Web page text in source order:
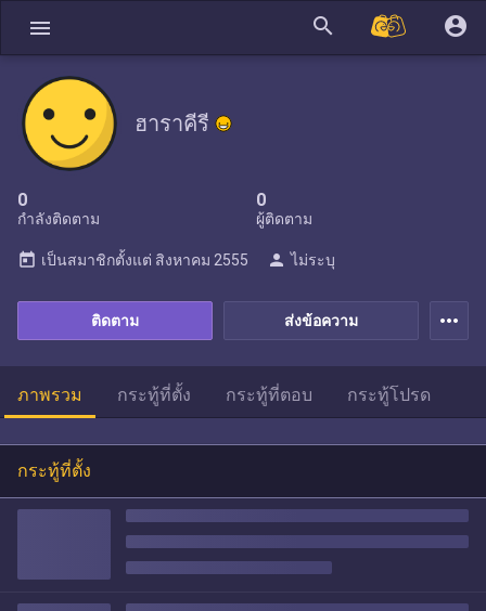
menu search account_circle
ฮาราคีรี
0
กำลังติดตาม
0
ผู้ติดตาม
ส่งข้อความ
ติดตาม
today เป็นสมาชิกตั้งแต่ สิงหาคม 2555 person ไม่ระบุ
more_horiz
ภาพรวม กระทู้ที่ตั้ง กระทู้ที่ตอบ กระทู้โปรด
กระทู้ที่ตั้ง